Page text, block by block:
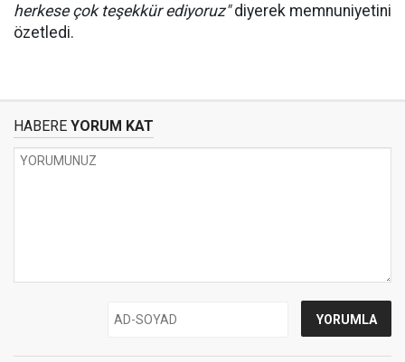
herkese çok teşekkür ediyoruz"diyerek memnuniyetini
özetledi.
HABERE YORUM KAT